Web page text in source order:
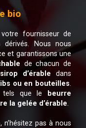
bio
fournisseur de
dérivés. Nous nous
et garantissons une
de chacun de
sirop d’érable dans
ou en bouteilles.
tels que le
beurre
la gelée d’érable.
, n’hésitez pas à nous